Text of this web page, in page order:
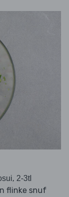
, 2-3tl
flinke snuf